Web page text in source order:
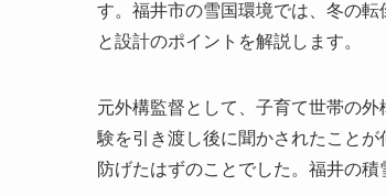
す。福井市の雪国環境では、冬の
と設計のポイントを解説します。
元外構監督として、子育て世帯の
験を引き渡し後に聞かされたこと
防げたはずのことでした。福井の